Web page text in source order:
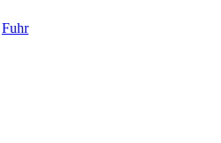
Fuhr